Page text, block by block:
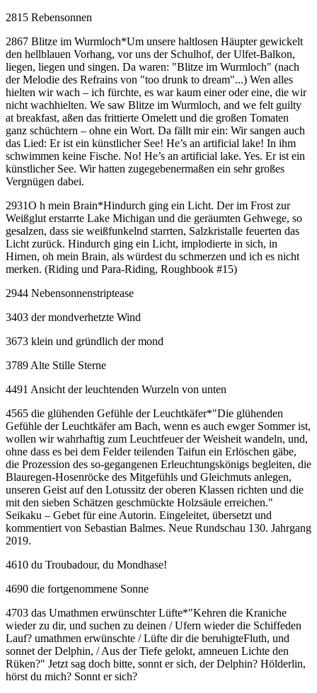
2815 Rebensonnen
2867 Blitze im Wurmloch*Um unsere haltlosen Häupter gewickelt
den hellblauen Vorhang, vor uns der Schulhof, der Ulfet-Balkon,
liegen, liegen und singen. Da waren: "Blitze im Wurmloch" (nach
der Melodie des Refrains von "too drunk to dream"...) Wen alles
hielten wir wach – ich fürchte, es war kaum einer oder eine, die wir
nicht wachhielten. We saw Blitze im Wurmloch, and we felt guilty
at breakfast, aßen das frittierte Omelett und die großen Tomaten
ganz schüchtern – ohne ein Wort. Da fällt mir ein: Wir sangen auch
das Lied: Er ist ein künstlicher See! He’s an artificial lake! In ihm
schwimmen keine Fische. No! He’s an artificial lake. Yes. Er ist ein
künstlicher See. Wir hatten zugegebenermaßen ein sehr großes
Vergnügen dabei.
2931O h mein Brain*Hindurch ging ein Licht. Der im Frost zur
Weißglut erstarrte Lake Michigan und die geräumten Gehwege, so
gesalzen, dass sie weißfunkelnd starrten, Salzkristalle feuerten das
Licht zurück. Hindurch ging ein Licht, implodierte in sich, in
Hirnen, oh mein Brain, als würdest du schmerzen und ich es nicht
merken. (Riding und Para-Riding, Roughbook #15)
2944 Nebensonnenstriptease
3403 der mondverhetzte Wind
3673 klein und gründlich der mond
3789 Alte Stille Sterne
4491 Ansicht der leuchtenden Wurzeln von unten
4565 die glühenden Gefühle der Leuchtkäfer*"Die glühenden
Gefühle der Leuchtkäfer am Bach, wenn es auch ewger Sommer ist,
wollen wir wahrhaftig zum Leuchtfeuer der Weisheit wandeln, und,
ohne dass es bei dem Felder teilenden Taifun ein Erlöschen gäbe,
die Prozession des so-gegangenen Erleuchtungskönigs begleiten, die
Blauregen-Hosenröcke des Mitgefühls und Gleichmuts anlegen,
unseren Geist auf den Lotussitz der oberen Klassen richten und die
mit den sieben Schätzen geschmückte Holzsäule erreichen."
Seikaku – Gebet für eine Autorin. Eingeleitet, übersetzt und
kommentiert von Sebastian Balmes. Neue Rundschau 130. Jahrgang
2019.
4610 du Troubadour, du Mondhase!
4690 die fortgenommene Sonne
4703 das Umathmen erwünschter Lüfte*"Kehren die Kraniche
wieder zu dir, und suchen zu deinen / Ufern wieder die Schiffeden
Lauf? umathmen erwünschte / Lüfte dir die beruhigteFluth, und
sonnet der Delphin, / Aus der Tiefe gelokt, amneuen Lichte den
Rüken?" Jetzt sag doch bitte, sonnt er sich, der Delphin? Hölderlin,
hörst du mich? Sonnt er sich?